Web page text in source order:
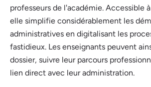
professeurs de l'académie. Accessible
elle simplifie considérablement les
administratives en digitalisant les
fastidieux. Les enseignants peuvent
dossier, suivre leur parcours
lien direct avec leur administration.